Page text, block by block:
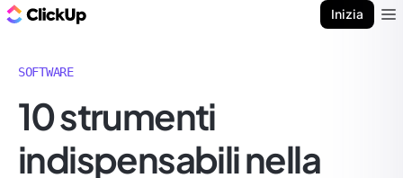
Inizia
SOFTWARE
10 strumenti
indispensabili nella